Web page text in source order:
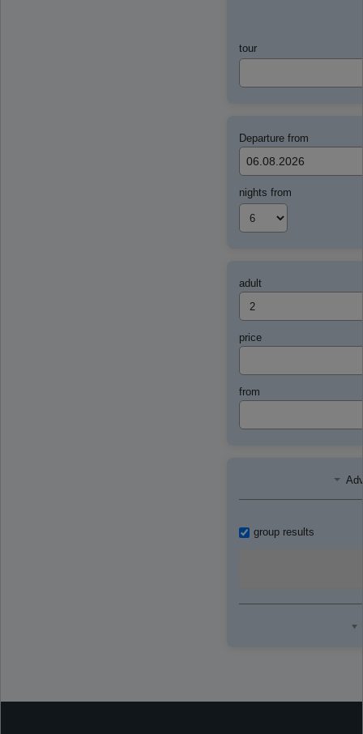
tour
Departure from
nights from
adult
price
from
group results